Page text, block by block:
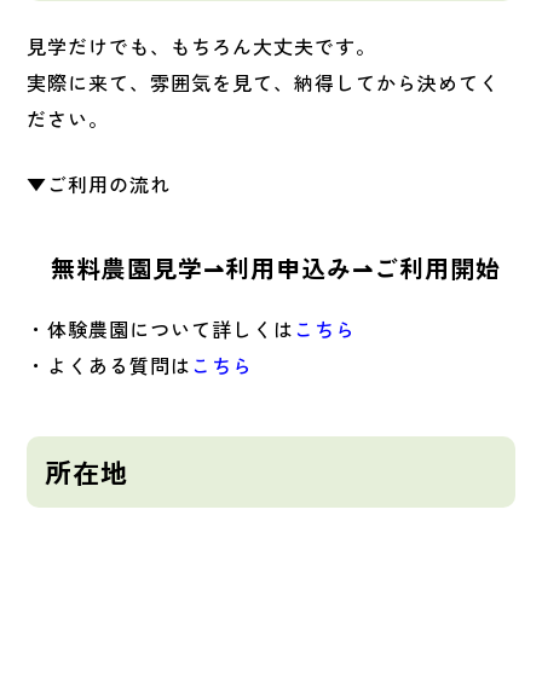
見学だけでも、もちろん大丈夫です。
実際に来て、雰囲気を見て、納得してから決めてく
ださい。
▼ご利用の流れ
無料農園見学⇀利用申込み⇀ご利用開始
・体験農園について詳しくはこちら
・よくある質問はこちら
所在地